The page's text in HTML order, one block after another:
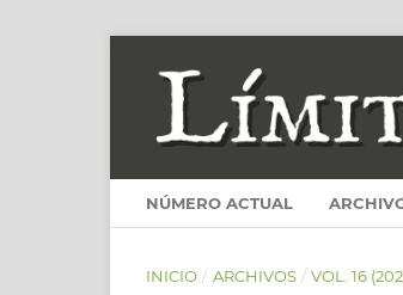
NÚMERO ACTUAL
INICIO / ARCHIVOS / VOL. 16